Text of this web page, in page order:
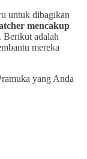
untuk dibagikan
mencakup
. Berikut adalah
mereka
yang Anda